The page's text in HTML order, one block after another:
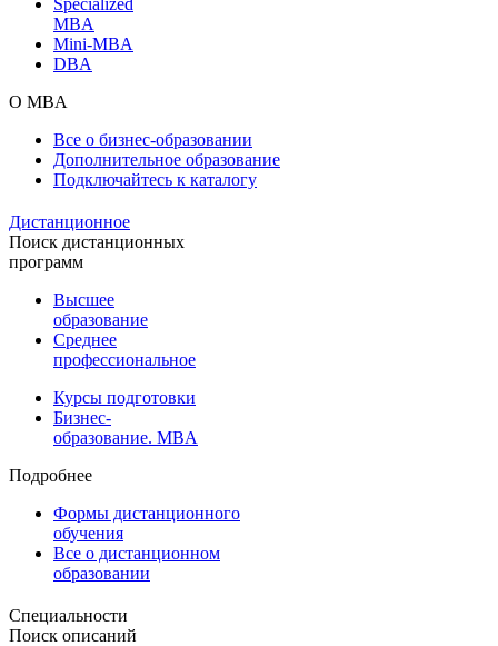
MBA
Mini-MBA
DBA
О MBA
Все о бизнес-образовании
Дополнительное образование
Подключайтесь к каталогу
Дистанционное
Поиск дистанционных
программ
Высшее
образование
Среднее
профессиональное
Курсы подготовки
Бизнес-
образование. MBA
Подробнее
Формы дистанционного
обучения
Все о дистанционном
образовании
Специальности
Поиск описаний